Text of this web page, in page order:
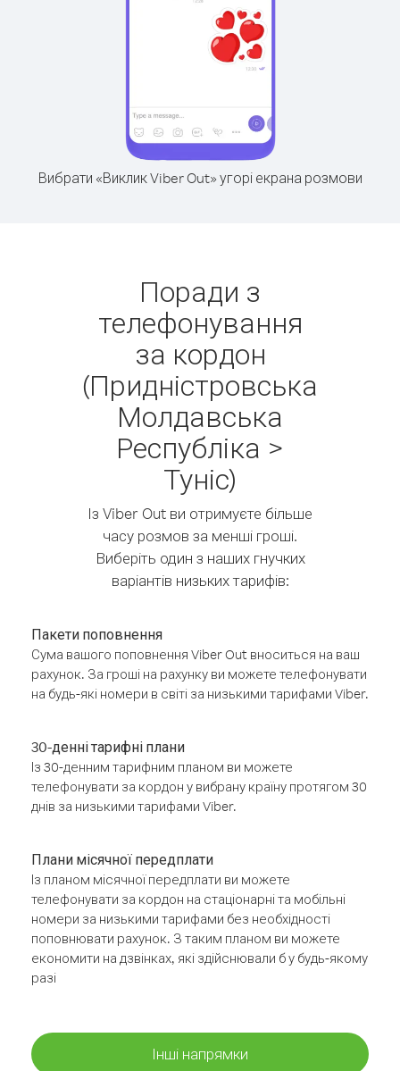
Вибрати «Виклик Viber Out» угорі екрана розмови
Поради з
телефонування
за кордон
(Придністровська
Молдавська
Республіка >
Туніс)
Із Viber Out ви отримуєте більше
часу розмов за менші гроші.
Виберіть один з наших гнучких
варіантів низьких тарифів:
Пакети поповнення
Сума вашого поповнення Viber Out вноситься на ваш
рахунок. За гроші на рахунку ви можете телефонувати
на будь-які номери в світі за низькими тарифами Viber.
30-денні тарифні плани
Із 30-денним тарифним планом ви можете
телефонувати за кордон у вибрану країну протягом 30
днів за низькими тарифами Viber.
Плани місячної передплати
Із планом місячної передплати ви можете
телефонувати за кордон на стаціонарні та мобільні
номери за низькими тарифами без необхідності
поповнювати рахунок. З таким планом ви можете
економити на дзвінках, які здійснювали б у будь-якому
разі
Інші напрямки